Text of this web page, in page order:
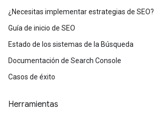
¿Necesitas implementar estrategias de SEO?
Guía de inicio de SEO
Estado de los sistemas de la Búsqueda
Documentación de Search Console
Casos de éxito
Herramientas